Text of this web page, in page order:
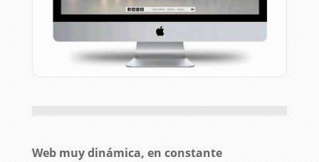
Web muy dinámica, en constante